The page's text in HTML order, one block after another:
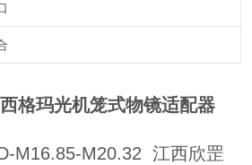
格玛光机笼式物镜适配器
M16.85-M20.32 江西欣罡